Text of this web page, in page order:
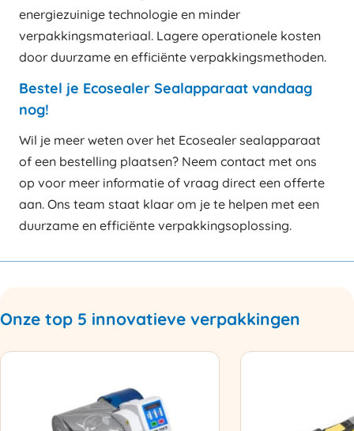
energiezuinige technologie en minder
verpakkingsmateriaal. Lagere operationele kosten
door duurzame en efficiënte verpakkingsmethoden.
Bestel je Ecosealer Sealapparaat vandaag
nog!
Wil je meer weten over het Ecosealer sealapparaat
of een bestelling plaatsen? Neem contact met ons
op voor meer informatie of vraag direct een offerte
aan. Ons team staat klaar om je te helpen met een
duurzame en efficiënte verpakkingsoplossing.
Onze top 5 innovatieve verpakkingen